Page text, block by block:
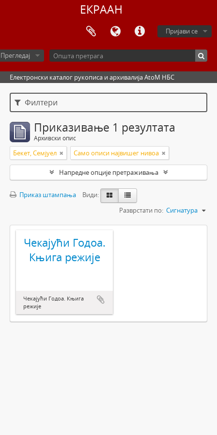
ЕКРААН
Пријави се
Прегледај
Електронски каталог рукописа и архивалија AtoM НБС
Филтери
Приказивање 1 резултата
Архивски опис
Бекет, Семјуел Само описи највишег нивоа
Напредне опције претраживања
Приказ штампања
Види:
Разврстати по: Сигнатура
Чекајући Годоа.
Књига режије
Чекајући Годоа. Књига
режије